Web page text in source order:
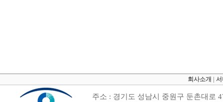
회사소개
주소 : 경기도 성남시 중원구 둔촌대로